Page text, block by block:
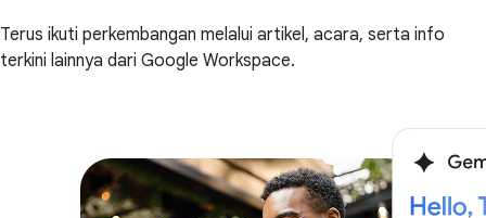
Terus ikuti perkembangan melalui artikel, acara, serta info
terkini lainnya dari Google Workspace.